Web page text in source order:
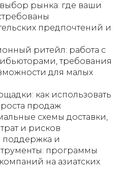
рынка: где ваши
предпочтений и
ритейл: работа с
требования
для малых
как использовать
продаж
схемы доставки,
и рисков
поддержка и
программы
на азиатских